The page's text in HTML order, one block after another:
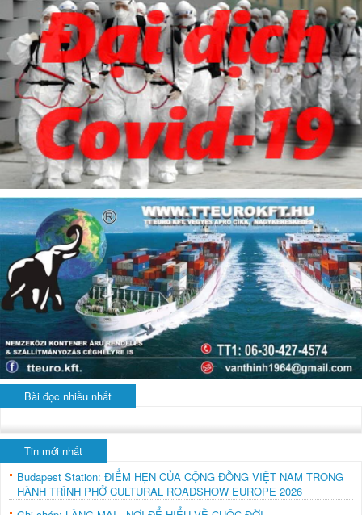
Bài đọc nhiều nhất
Tin mới nhất
Budapest Station: ĐIỂM HẸN CỦA CỘNG ĐỒNG VIỆT NAM TRONG
HÀNH TRÌNH PHỞ CULTURAL ROADSHOW EUROPE 2026